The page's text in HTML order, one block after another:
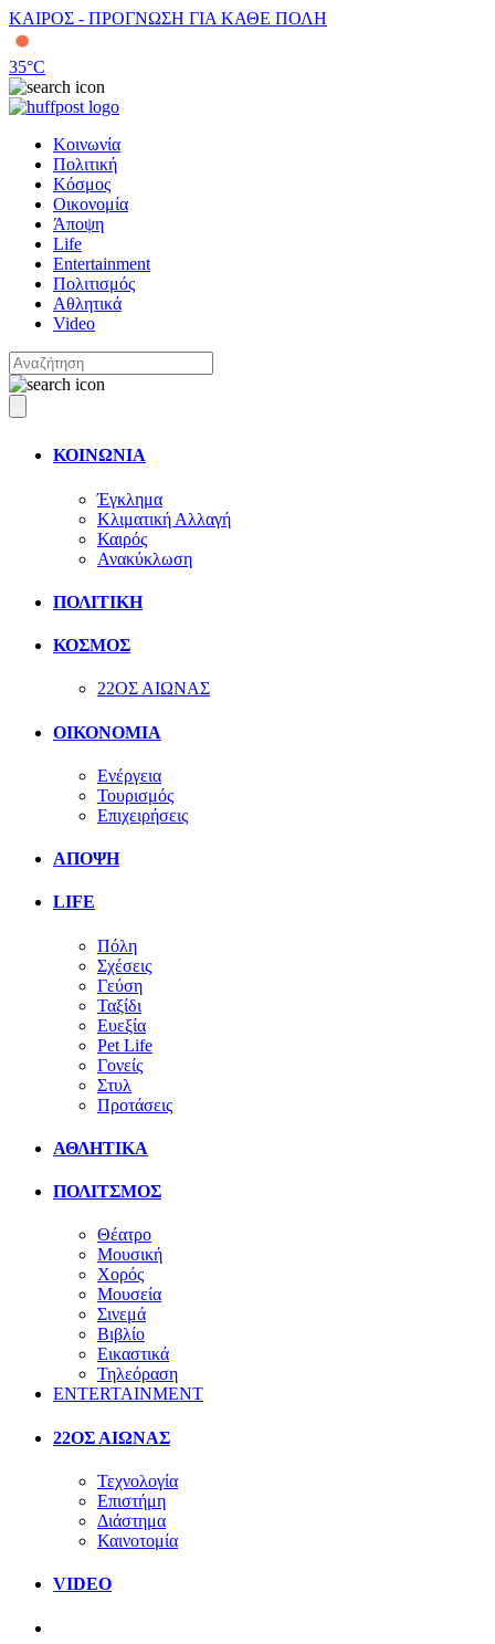
ΚΑΙΡΟΣ - ΠΡΟΓΝΩΣΗ ΓΙΑ ΚΑΘΕ ΠΟΛΗ
35°C
Κοινωνία
Πολιτική
Κόσμος
Οικονομία
Άποψη
Life
Entertainment
Πολιτισμός
Αθλητικά
Video
ΚΟΙΝΩΝΙΑ
Έγκλημα
Κλιματική Αλλαγή
Καιρός
Ανακύκλωση
ΠΟΛΙΤΙΚΗ
ΚΟΣΜΟΣ
22ΟΣ ΑΙΩΝΑΣ
ΟΙΚΟΝΟΜΙΑ
Ενέργεια
Τουρισμός
Επιχειρήσεις
ΑΠΟΨΗ
LIFE
Πόλη
Σχέσεις
Γεύση
Ταξίδι
Ευεξία
Pet Life
Γονείς
Στυλ
Προτάσεις
ΑΘΛΗΤΙΚΑ
ΠΟΛΙΤΣΜΟΣ
Θέατρο
Μουσική
Χορός
Μουσεία
Σινεμά
Βιβλίο
Εικαστικά
Τηλεόραση
ENTERTAINMENT
22ΟΣ ΑΙΩΝΑΣ
Τεχνολογία
Επιστήμη
Διάστημα
Καινοτομία
VIDEO